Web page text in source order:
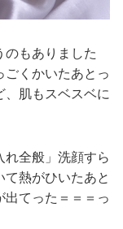
のもありました
ごくかいたあとっ
、肌もスベスベに
れ全般」洗顔すら
て熱がひいたあと
出てった＝＝＝っ